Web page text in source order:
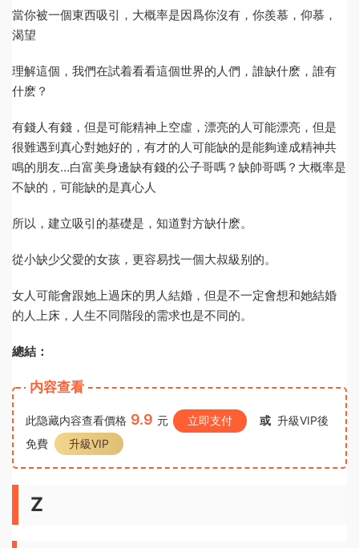
當你被一個東西吸引，大概率是因爲你沒有，你羨慕，仰慕，
渴望
理解這個，我們在試着看看這個世界的人們，誰缺什麽，誰有
什麽？
有錢人有錢，但是可能精神上空虛，漂亮的人可能漂亮，但是
很難遇到真心對她好的，有才的人可能缺的是能夠達成精神共
鳴的朋友…白富美身邊缺有錢的公子哥嗎？缺帥哥嗎？大概率是
不缺的，可能缺的是真心人
所以，建立吸引的基礎是，知道對方缺什麽。
從小缺少父愛的女孩，更容易找一個大叔級别的。
女人可能會跟她上過床的男人結婚，但是不一定會想和她結婚
的人上床，人生不同階段的需求也是不同的。
總結：
内容查看
此隐藏内容查看價格 9.9 元 立即支付 或 升級VIP後
免費
升級VIP
Z